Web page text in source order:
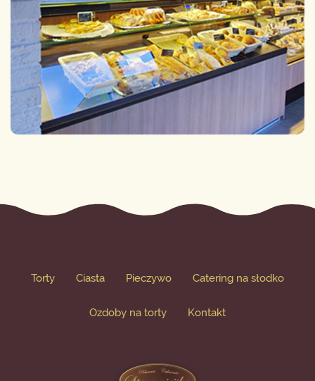
Torty Ciasta Pieczywo Catering na słodko
Ozdoby na torty Kontakt